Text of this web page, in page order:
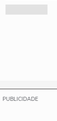
PUBLICIDADE